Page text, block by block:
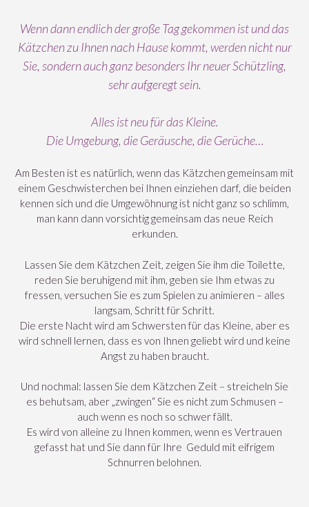
Wenn dann endlich der große Tag gekommen ist und das
Kätzchen zu Ihnen nach Hause kommt, werden nicht nur
Sie, sondern auch ganz besonders Ihr neuer Schützling,
sehr aufgeregt sein.
Alles ist neu für das Kleine.
Die Umgebung, die Geräusche, die Gerüche…
Am Besten ist es natürlich, wenn das Kätzchen gemeinsam mit
einem Geschwisterchen bei Ihnen einziehen darf, die beiden
kennen sich und die Umgewöhnung ist nicht ganz so schlimm,
man kann dann vorsichtig gemeinsam das neue Reich
erkunden.
Lassen Sie dem Kätzchen Zeit, zeigen Sie ihm die Toilette,
reden Sie beruhigend mit ihm, geben sie Ihm etwas zu
fressen, versuchen Sie es zum Spielen zu animieren – alles
langsam, Schritt für Schritt.
Die erste Nacht wird am Schwersten für das Kleine, aber es
wird schnell lernen, dass es von Ihnen geliebt wird und keine
Angst zu haben braucht.
Und nochmal: lassen Sie dem Kätzchen Zeit – streicheln Sie
es behutsam, aber „zwingen“ Sie es nicht zum Schmusen –
auch wenn es noch so schwer fällt.
Es wird von alleine zu Ihnen kommen, wenn es Vertrauen
gefasst hat und Sie dann für Ihre Geduld mit eifrigem
Schnurren belohnen.